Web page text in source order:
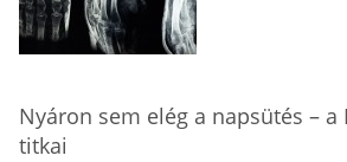
Nyáron sem elég a napsütés –
titkai